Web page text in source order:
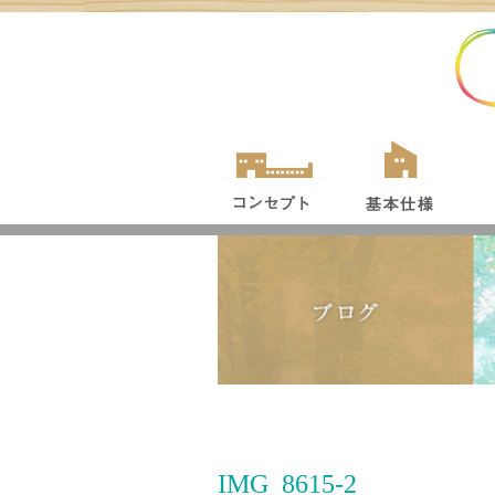
IMG_8615-2